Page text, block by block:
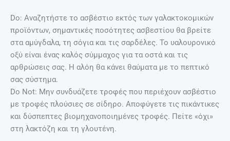
Do: Αναζητήστε το ασβέστιο εκτός των γαλακτοκομικών
προϊόντων, σημαντικές ποσότητες ασβεστίου θα βρείτε
στα αμύγδαλα, τη σόγια και τις σαρδέλες. Το υαλουρονικό
οξύ είναι ένας καλός σύμμαχος για τα οστά και τις
αρθρώσεις σας. Η αλόη θα κάνει θαύματα με το πεπτικό
σας σύστημα.
Do Not: Μην συνδυάζετε τροφές που περιέχουν ασβέστιο
με τροφές πλούσιες σε σίδηρο. Αποφύγετε τις πικάντικες
και δύσπεπτες βιομηχανοποιημένες τροφές. Πείτε «όχι»
στη λακτόζη και τη γλουτένη.